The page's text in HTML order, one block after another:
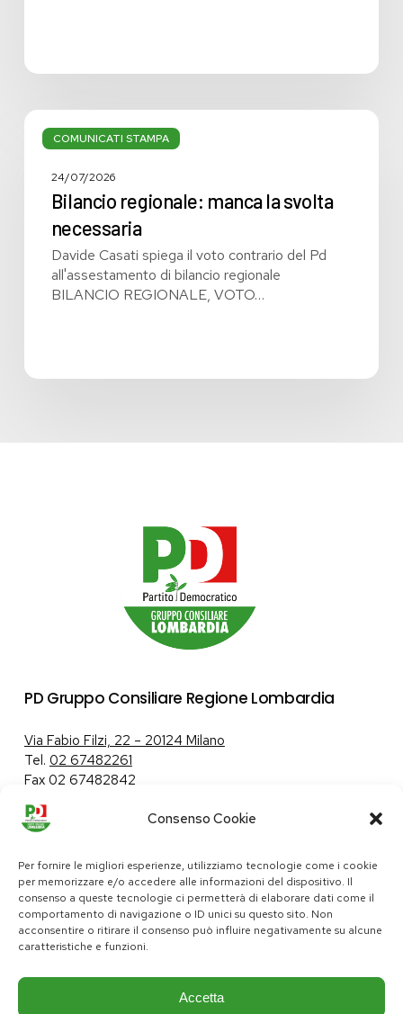
Consenso Cookie
Per fornire le migliori esperienze, utilizziamo tecnologie come i cookie
per memorizzare e/o accedere alle informazioni del dispositivo. Il
consenso a queste tecnologie ci permetterà di elaborare dati come il
comportamento di navigazione o ID unici su questo sito. Non
acconsentire o ritirare il consenso può influire negativamente su alcune
caratteristiche e funzioni.
Accetta
COMUNICATI STAMPA
Bilancio
regionale:
svolta
24/07/2026
Bilancio regionale: manca la svolta
necessaria
Davide Casati spiega il voto contrario del Pd
all'assestamento di bilancio regionale
BILANCIO REGIONALE, VOTO…
PD Gruppo Consiliare Regione Lombardia
Via Fabio Filzi, 22 – 20124 Milano
Tel. 02 67482261
Fax 02 67482842
Tutela dei dati personali|Politica sui cookie
pd@consiglio.regione.lombardia.it
ufficiostampa.pd@consiglio.regione.lombardia.it
Pagine Facebook Gruppo Consiliare PD LombardiaPagina Messenger Gruppo Consiliare PD LombardiaPagina Instagram Gruppo PD LombardiaPagina Youtube Gruppo PD Lombardia